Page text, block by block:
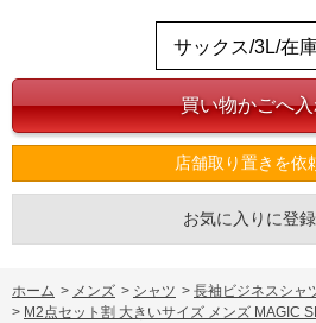
店舗取り置きを依
お気に入りに登
ホーム > メンズ > シャツ > 長袖ビジネスシャ
> M2点セット割 大きいサイズ メンズ MAGIC